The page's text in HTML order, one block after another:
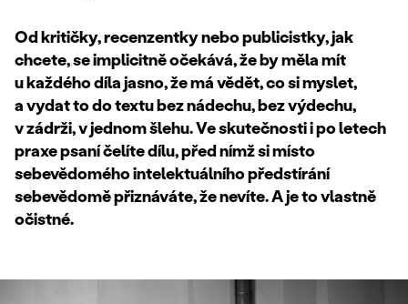
Od kritičky, recenzentky nebo publicistky, jak
chcete, se implicitně očekává, že by měla mít
u každého díla jasno, že má vědět, co si myslet,
a vydat to do textu bez nádechu, bez výdechu,
v zádrži, v jednom šlehu. Ve skutečnosti i po letech
praxe psaní čelíte dílu, před nímž si místo
sebevědomého intelektuálního předstírání
sebevědomě přiznáváte, že nevíte. A je to vlastně
očistné.